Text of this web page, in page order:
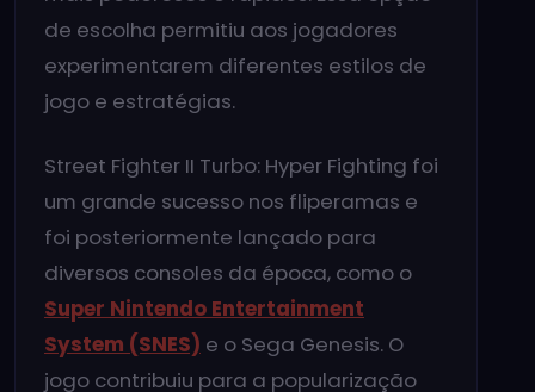
de escolha permitiu aos jogadores
experimentarem diferentes estilos de
jogo e estratégias.
Street Fighter II Turbo: Hyper Fighting foi
um grande sucesso nos fliperamas e
foi posteriormente lançado para
diversos consoles da época, como o
Super Nintendo Entertainment
System (SNES) e o Sega Genesis. O
jogo contribuiu para a popularização